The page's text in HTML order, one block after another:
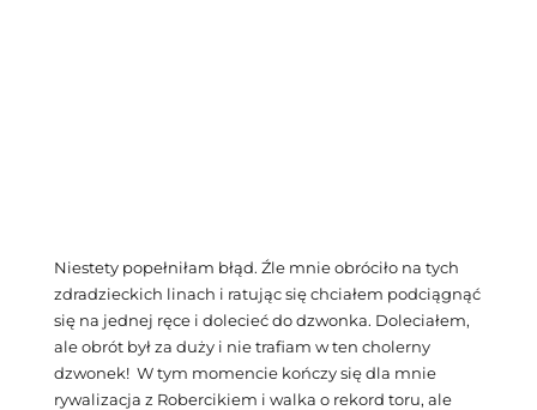
Niestety popełniłam błąd. Źle mnie obróciło na tych
zdradzieckich linach i ratując się chciałem podciągnąć
się na jednej ręce i dolecieć do dzwonka. Doleciałem,
ale obrót był za duży i nie trafiam w ten cholerny
dzwonek! W tym momencie kończy się dla mnie
rywalizacja z Robercikiem i walka o rekord toru, ale